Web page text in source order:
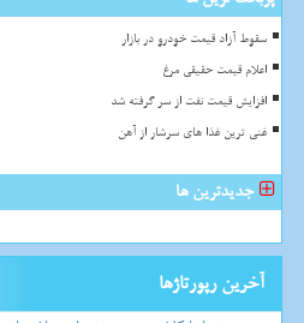
سقوط آزاد قیمت خودرو در بازار
اعلام قیمت حقیقی مرغ
افزایش قیمت نفت از سر گرفته شد
غنی ترین غذا های سرشار از آهن
جدیدترین ها
آخرین رپورتاژها